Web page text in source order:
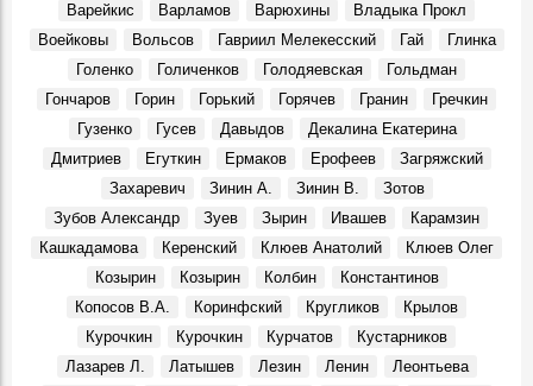
вопроса — 1,9 млн рублей
Места, 31 Апреля 2026
В Доме Гончарова проводят экскурсии при свете
старинной лампы
Покажут подлинные автографы космонавтов, документы
События, 10 Апреля 2026
В Музее изобразительного искусства XX-XXI вв.
откроется юбилейная выставка Аркадия Егуткина
События, 2 Апреля 2026
День работника культуры. Луиза Баюра – 55 лет в
Художественном музее! Видео
Варейкис
Варламов Варюхины
Владыка Прокл
Воейковы
Вольсов Гавриил Мелекесский Гай
Глинка
Голенко
Голиченков Голодяевская
Гольдман
Гончаров
Горин Горький Горячев Гранин
Гречкин
Гузенко
Гусев Давыдов
Декалина Екатерина
Дмитриев
Егуткин Ермаков Ерофеев
Загряжский
Захаревич
Зинин А. Зинин В.
Зотов
Зубов Александр
Зуев Зырин Ивашев
Карамзин
Кашкадамова
Керенский Клюев Анатолий
Клюев Олег
Козырин
Козырин Колбин
Константинов
Копосов В.А.
Коринфский Кругликов
Крылов
Курочкин
Курочкин Курчатов
Кустарников
Лазарев Л.
Латышев Лезин Ленин
Леонтьева